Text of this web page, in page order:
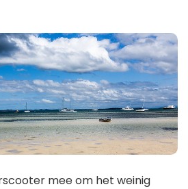
mee om het weinig